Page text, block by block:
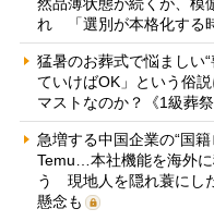
れ 「選別が本格化する
猛暑のお葬式で悩ましい
ていけばOK」という俗
マストなのか？《1級葬
急増する中国企業の“国
Temu…本社機能を海外
う 現地人を隠れ蓑にし
懸念も